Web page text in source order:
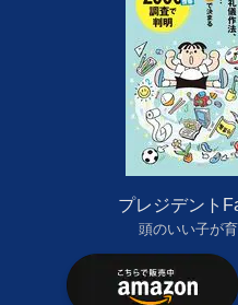
プレジデント
頭のいい子が